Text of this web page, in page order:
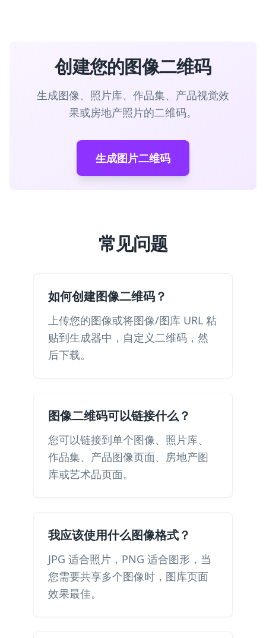
创建您的图像二维码
生成图像、照片库、作品集、产品视觉效
果或房地产照片的二维码。
生成图片二维码
常见问题
如何创建图像二维码？
上传您的图像或将图像/图库 URL 粘
贴到生成器中，自定义二维码，然
后下载。
图像二维码可以链接什么？
您可以链接到单个图像、照片库、
作品集、产品图像页面、房地产图
库或艺术品页面。
我应该使用什么图像格式？
JPG 适合照片，PNG 适合图形，当
您需要共享多个图像时，图库页面
效果最佳。